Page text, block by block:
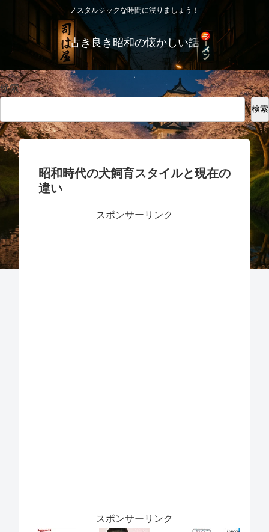
ノスタルジックな時間に浸りましょう！
古き良き昭和の懐かしい話
検索
検索
昭和時代の犬飼育スタイルと現在の
違い
スポンサーリンク
スポンサーリンク